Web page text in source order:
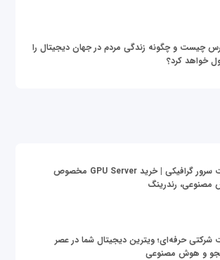
چیست و چگونه زندگی مردم در جهان دیجیتال را
خواهد کرد؟
قیمت سرور گرافیکی | خرید GPU Server مخصوص
رندرینگ
شرکتی حرفه‌ای؛ ویترین دیجیتال شما در عصر
و هوش مصنوعی